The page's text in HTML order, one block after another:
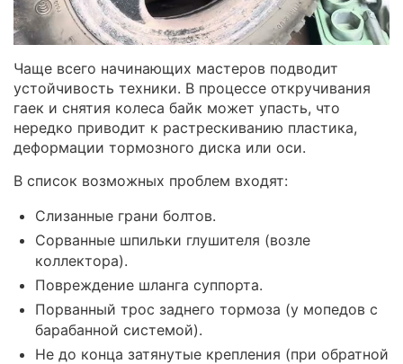
Чаще всего начинающих мастеров подводит
устойчивость техники. В процессе откручивания
гаек и снятия колеса байк может упасть, что
нередко приводит к растрескиванию пластика,
деформации тормозного диска или оси.
В список возможных проблем входят:
Слизанные грани болтов.
Сорванные шпильки глушителя (возле
коллектора).
Повреждение шланга суппорта.
Порванный трос заднего тормоза (у мопедов с
барабанной системой).
Не до конца затянутые крепления (при обратной